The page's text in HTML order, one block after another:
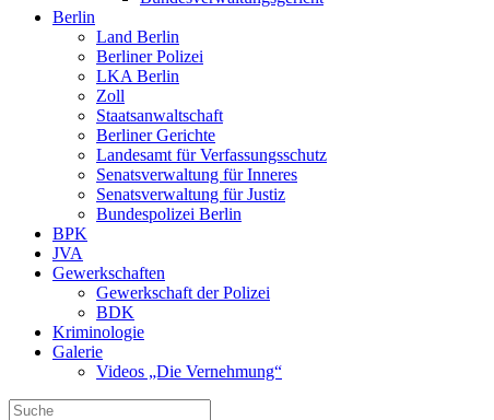
Berlin
Land Berlin
Berliner Polizei
LKA Berlin
Zoll
Staatsanwaltschaft
Berliner Gerichte
Landesamt für Verfassungsschutz
Senatsverwaltung für Inneres
Senatsverwaltung für Justiz
Bundespolizei Berlin
BPK
JVA
Gewerkschaften
Gewerkschaft der Polizei
BDK
Kriminologie
Galerie
Videos „Die Vernehmung“